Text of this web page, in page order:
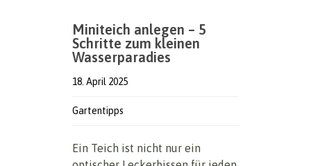
Miniteich anlegen – 5
Schritte zum kleinen
Wasserparadies
18. April 2025
Gartentipps
Ein Teich ist nicht nur ein